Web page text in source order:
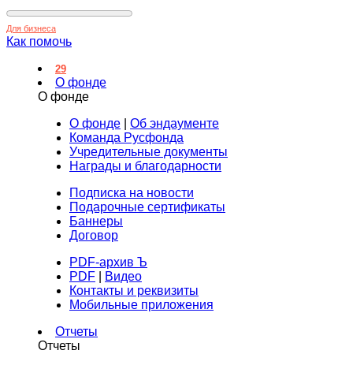
Для бизнеса
Как помочь
29
О фонде
О фонде
О фонде
Об эндаументе
Команда Русфонда
Учредительные документы
Награды и благодарности
Подписка на новости
Подарочные сертификаты
Баннеры
Договор
PDF-архив Ъ
PDF
Видео
Контакты и реквизиты
Мобильные приложения
Отчеты
Отчеты